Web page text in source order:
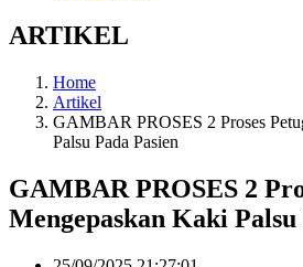
ARTIKEL
Home
Artikel
GAMBAR PROSES 2 Proses
Palsu Pada Pasien
GAMBAR PROSES 2
Mengepaskan Kaki Palsu